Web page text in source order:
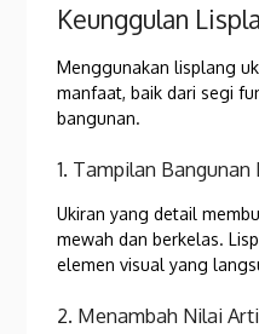
Keunggulan
Menggunakan lisplang
manfaat, baik dari segi
bangunan.
1. Tampilan Bangunan
Ukiran yang detail
mewah dan berkelas.
elemen visual yang
2. Menambah Nilai